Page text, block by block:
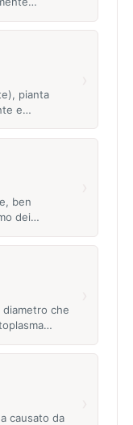
pianta
e…
ben
dei…
diametro che
causato da